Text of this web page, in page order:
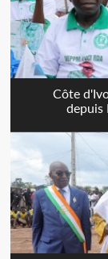
Côte
depuis